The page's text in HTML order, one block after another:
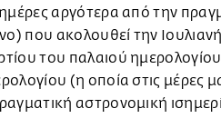
αργότερα από την
που ακολουθεί την
του παλαιού
(η οποία στις μέρες
αστρονομική